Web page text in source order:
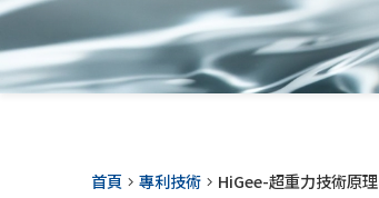
首頁 專利技術 HiGee-超重力技術原理